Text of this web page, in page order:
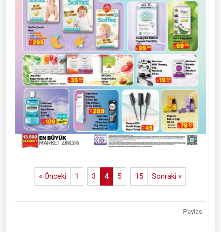
« Önceki 1 3 4 5 15 Sonraki »
Paylaş